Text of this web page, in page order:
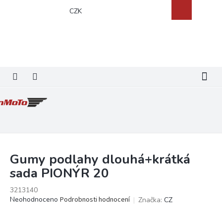
CZK
košík
Gumy podlahy dlouhá+krátká
sada PIONÝR 20
3213140
Průměrné
Neohodnoceno Podrobnosti hodnocení Značka: CZ